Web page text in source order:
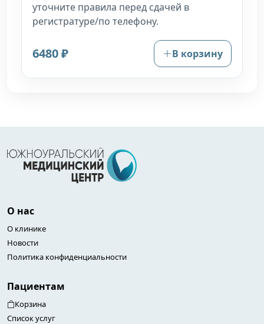
уточните правила перед сдачей в
регистратуре/по телефону.
6480 ₽ В корзину
О нас
О клинике
Новости
Политика конфиденциальности
Пациентам
Корзина
Список услуг